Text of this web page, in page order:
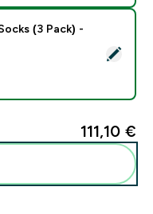
Crew Socks (3 Pack)
(3 Pack) -
111,10 €‎